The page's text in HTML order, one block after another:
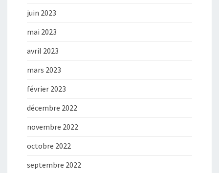
juin 2023
mai 2023
avril 2023
mars 2023
février 2023
décembre 2022
novembre 2022
octobre 2022
septembre 2022